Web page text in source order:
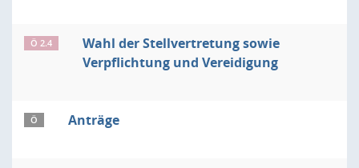
Ö 2.4
Wahl der Stellvertretung sowie
Verpflichtung und Vereidigung
Ö Anträge